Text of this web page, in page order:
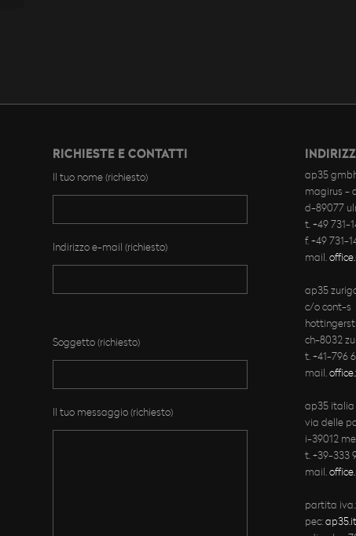
RICHIESTE E CONTATTI
Il tuo nome (richiesto)
Indirizzo e-mail (richiesto)
Soggetto (richiesto)
Il tuo messaggio (richiesto)
INDIRIZZI
ap35
magirus -
d-89077
t. +49 731-
f. +49 731-
mail.
ap35
c/o cont-s
ch-8032
t. +41-796
mail.
ap35 italia
via delle
i-39012
t. +39-333
mail.
partita
pec: